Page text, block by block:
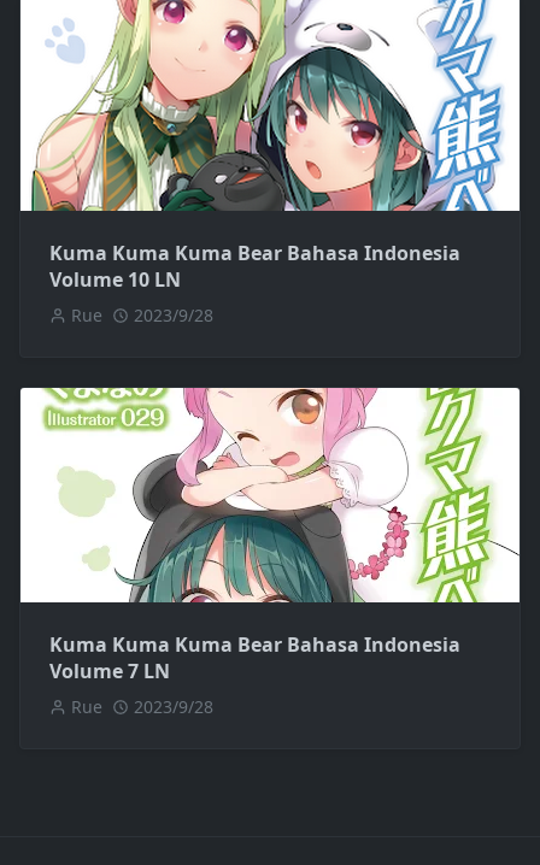
Kuma Kuma Kuma Bear Bahasa Indonesia
Volume 10 LN
Rue 2023/9/28
Kuma Kuma Kuma Bear Bahasa Indonesia
Volume 7 LN
Rue 2023/9/28